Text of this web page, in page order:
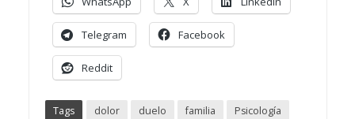
Telegram Facebook
Reddit
Tags dolor duelo familia Psicología